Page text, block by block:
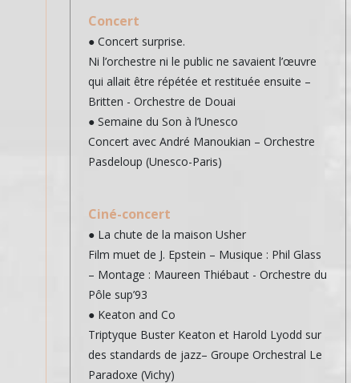
Concert
● Concert surprise.
Ni l’orchestre ni le public ne savaient l’œuvre
qui allait être répétée et restituée ensuite –
Britten - Orchestre de Douai
● Semaine du Son à l’Unesco
Concert avec André Manoukian – Orchestre
Pasdeloup (Unesco-Paris)
Ciné-concert
● La chute de la maison Usher
Film muet de J. Epstein – Musique : Phil Glass
– Montage : Maureen Thiébaut - Orchestre du
Pôle sup’93
● Keaton and Co
Triptyque Buster Keaton et Harold Lyodd sur
des standards de jazz– Groupe Orchestral Le
Paradoxe (Vichy)